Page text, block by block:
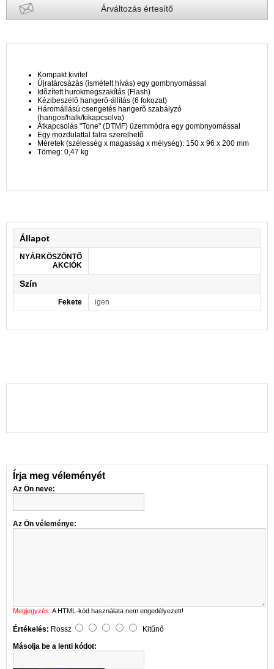
Árváltozás értesítő
Kompakt kivitel
Újratárcsázás (ismételt hívás) egy gombnyomással
Idõzített hurokmegszakítás (Flash)
Kézibeszélõ hangerõ-állítás (6 fokozat)
Háromállású csengetés hangerõ szabályzó
(hangos/halk/kikapcsolva)
Átkapcsolás "Tone" (DTMF) üzemmódra egy gombnyomással
Egy mozdulattal falra szerelhetõ
Méretek (szélesség x magasság x mélység): 150 x 96 x 200 mm
Tömeg: 0,47 kg
Állapot
NYÁRKÖSZÖNTŐ
AKCIÓK
Szín
Fekete igen
Írja meg véleményét
Az Ön neve:
Az Ön véleménye:
Megjegyzés: A HTML-kód használata nem engedélyezett!
Értékelés: Rossz
Kitűnő
Másolja be a lenti kódot: